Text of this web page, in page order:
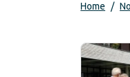
Home